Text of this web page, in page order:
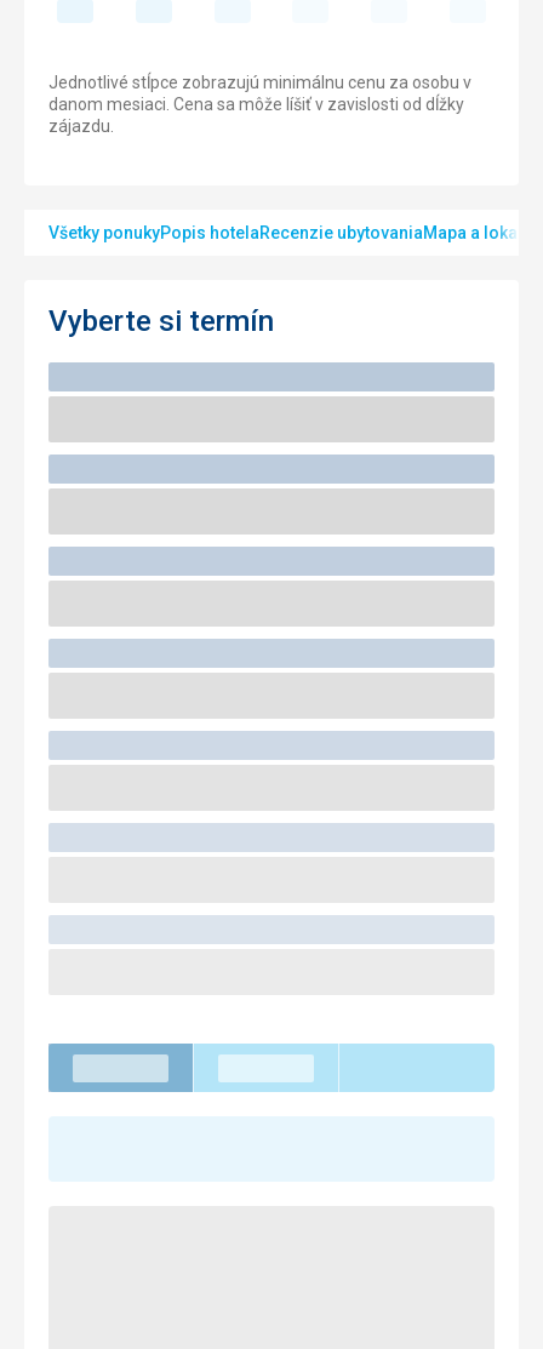
Jednotlivé stĺpce zobrazujú minimálnu cenu za osobu v
danom mesiaci. Cena sa môže líšiť v zavislosti od dĺžky
zájazdu.
Všetky ponukyPopis hotelaRecenzie ubytovaniaMapa a lokalita
Vyberte si termín